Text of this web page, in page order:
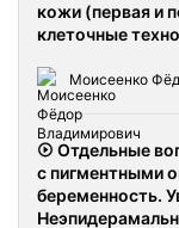
кожи (первая и
клеточные
Моисеенко
Отдельные
с пигментными
беременность.